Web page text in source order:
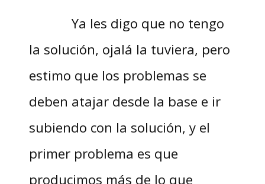
Ya les digo que no tengo
la solución, ojalá la tuviera, pero
estimo que los problemas se
deben atajar desde la base e ir
subiendo con la solución, y el
primer problema es que
producimos más de lo que